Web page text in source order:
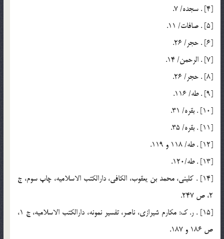
[4] . سجده/ 7.
[5] . صافات/ 11.
[6] . حجر/ 26.
[7] . الرحمن/ 14.
[8] . حجر/ 26.
[9] . طه/ 116.
[10] . بقره/ 31.
[11] . بقره/ 35.
[12] . طه/ 118 و 119.
[13] . طه/120.
[14] . كليني، محمد بن يعقوب، الكافي، دارالكتب الاسلاميه، چاپ سوم، ج
2، ص 247.
[15] . ر. ك: مكارم شيرازي، ناصر، تفسير نمونه، دارالكتب الاسلاميه، ج 1،
ص 186 و 187.